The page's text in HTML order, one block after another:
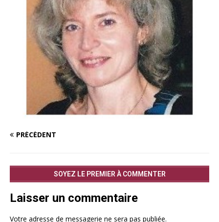
PRÉCÉDENT
SOYEZ LE PREMIER À COMMENTER
Laisser un commentaire
Votre adresse de messagerie ne sera pas publiée.